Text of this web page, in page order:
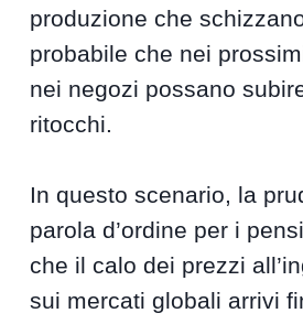
produzione che
probabile che nei
nei negozi possano
ritocchi.
In questo scenario, la
parola d’ordine per i
che il calo dei prezzi
sui mercati globali arrivi